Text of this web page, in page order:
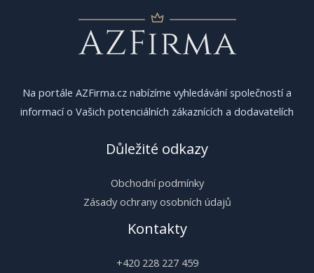
Na portále AZFirma.cz nabízíme vyhledávání společností a
informací o Vašich potenciálních zákaznících a dodavatelích
Důležité odkazy
Obchodní podmínky
Zásady ochrany osobních údajů
Kontakty
+420 228 227 459